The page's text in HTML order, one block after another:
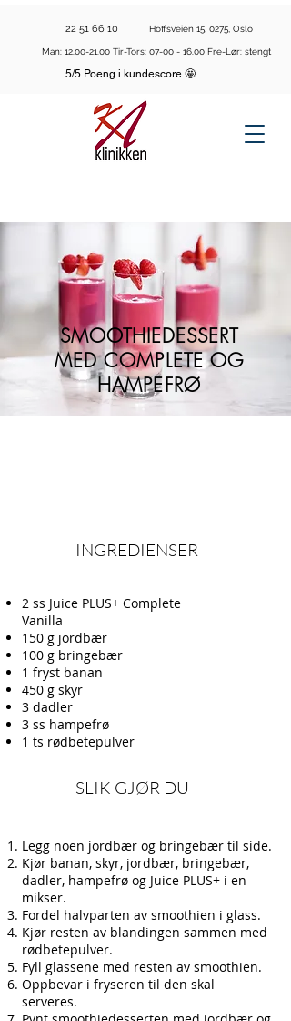
22 51 66 10 Hoffsveien 15, 0275, Oslo
Man: 12.00-21.00 Tir-Tors: 07-00 - 16.00 Fre-Lør: stengt
5/5 Poeng i kundescore 🤩
SMOOTHIEDESSERT
MED COMPLETE OG
HAMPEFRØ
INGREDIENSER
2 ss Juice PLUS+ Complete
Vanilla
150 g jordbær
100 g bringebær
1 fryst banan
450 g skyr
3 dadler
3 ss hampefrø
1 ts rødbetepulver
SLIK GJØR DU
Legg noen jordbær og bringebær til side.
Kjør banan, skyr, jordbær, bringebær,
dadler, hampefrø og Juice PLUS+ i en
mikser.
Fordel halvparten av smoothien i glass.
Kjør resten av blandingen sammen med
rødbetepulver.
Fyll glassene med resten av smoothien.
Oppbevar i fryseren til den skal
serveres.